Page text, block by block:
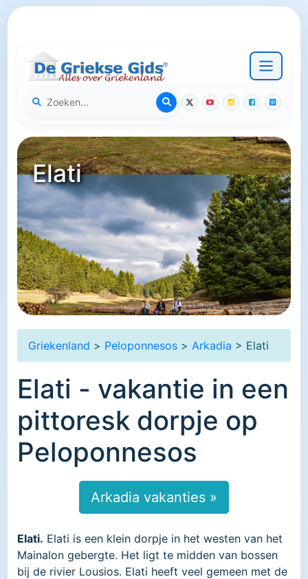
Elati
Griekenland > Peloponnesos > Arkadia > Elati
Elati - vakantie in een
pittoresk dorpje op
Peloponnesos
Arkadia vakanties »
Elati. Elati is een klein dorpje in het westen van het
Mainalon gebergte. Het ligt te midden van bossen
bij de rivier Lousios. Elati heeft veel gemeen met de